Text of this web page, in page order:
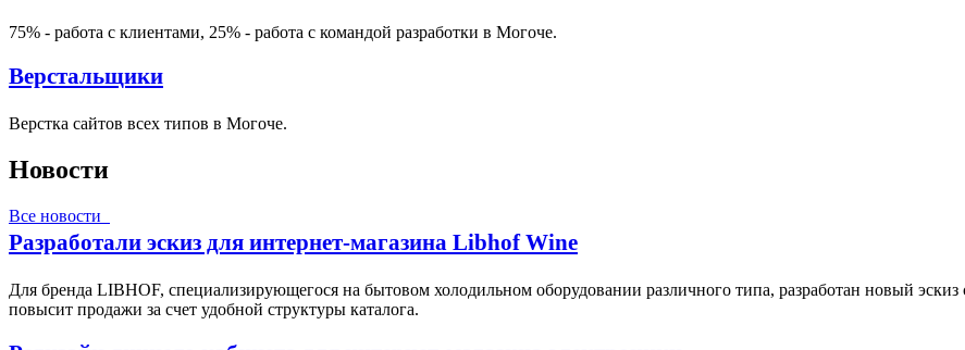
75% - работа с клиентами, 25% - работа с командой разработки в Могоче.
Верстальщики
Верстка сайтов всех типов в Могоче.
Новости
Все новости
Разработали эскиз для интернет-магазина Libhof Wine
Для бренда LIBHOF, специализирующегося на бытовом холодильном оборудовании различного типа, разработан новый
повысит продажи за счет удобной структуры каталога.